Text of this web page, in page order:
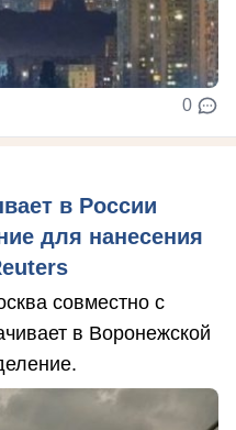
0
в России
для нанесения
совместно с
в Воронежской